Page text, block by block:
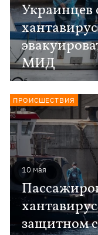
Украинцев
МИД
10 мая
защитном
ПРОИСШЕСТВИЯ